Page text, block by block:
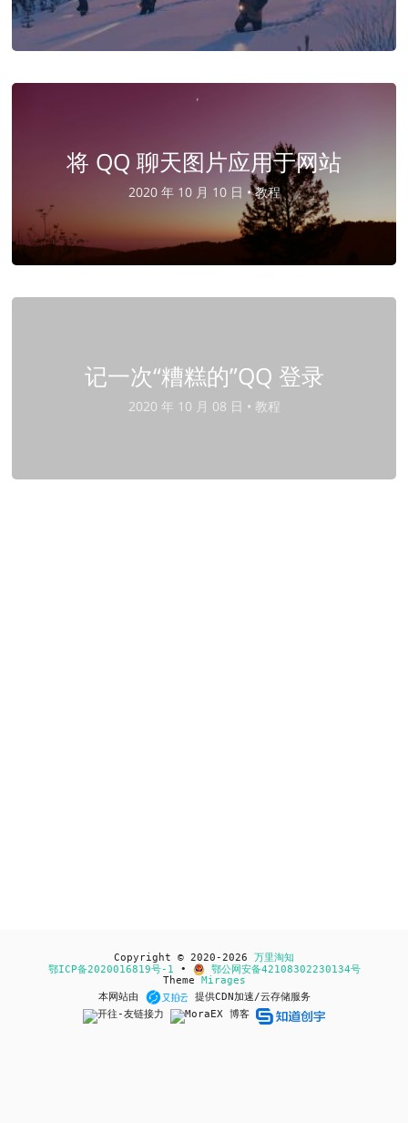
将 QQ 聊天图片应用于网站
2020 年 10 月 10 日 •教程
记一次“糟糕的”QQ 登录
2020 年 10 月 08 日 • 教程
Copyright © 2020-2026 万里淘知
鄂ICP备2020016819号-1 •
鄂公网安备42108302230134号
Theme Mirages
本网站由
提供CDN加速/云存储服务